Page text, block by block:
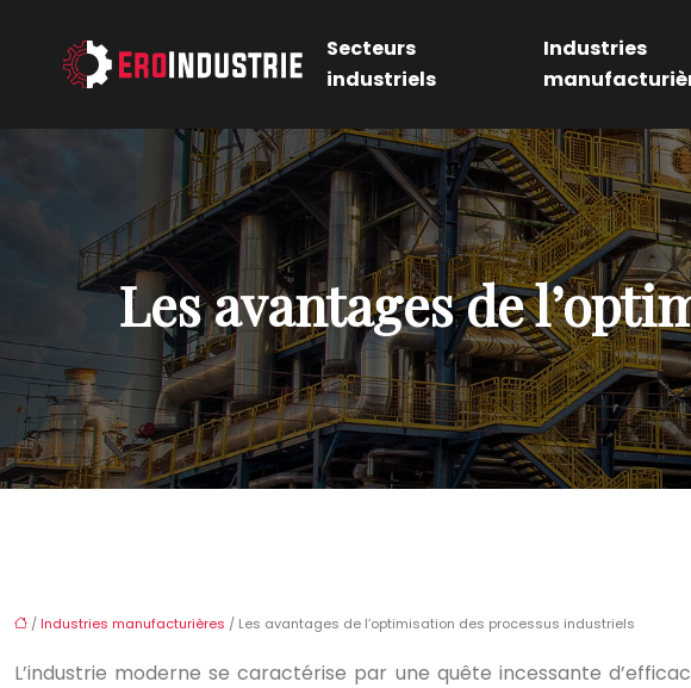
Secteurs
industriels
Industries
Les avantages de
/ Industries manufacturières / Les avantages de l’optimisation des processus industriels
L’industrie moderne se caractérise par une quête incessante